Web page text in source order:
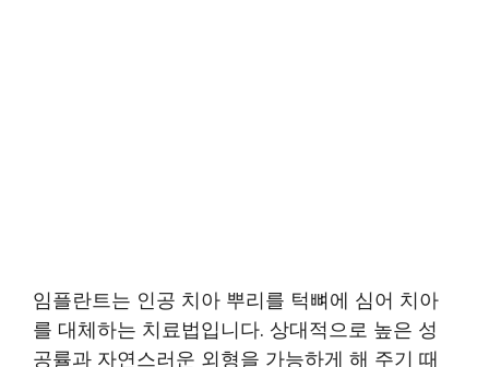
임플란트는 인공 치아 뿌리를 턱뼈에 심어 치아
를 대체하는 치료법입니다. 상대적으로 높은 성
공률과 자연스러운 외형을 가능하게 해 주기 때